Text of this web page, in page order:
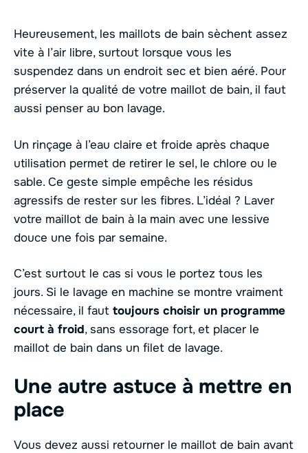
Heureusement, les maillots de bain sèchent assez
vite à l’air libre, surtout lorsque vous les
suspendez dans un endroit sec et bien aéré. Pour
préserver la qualité de votre maillot de bain, il faut
aussi penser au bon lavage.
Un rinçage à l’eau claire et froide après chaque
utilisation permet de retirer le sel, le chlore ou le
sable. Ce geste simple empêche les résidus
agressifs de rester sur les fibres. L’idéal ? Laver
votre maillot de bain à la main avec une lessive
douce une fois par semaine.
C’est surtout le cas si vous le portez tous les
jours. Si le lavage en machine se montre vraiment
nécessaire, il faut toujours choisir un programme
court à froid, sans essorage fort, et placer le
maillot de bain dans un filet de lavage.
Une autre astuce à mettre en
place
Vous devez aussi retourner le maillot de bain avant